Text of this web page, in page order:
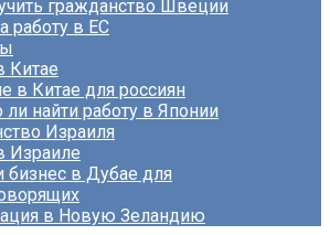
гражданство Швеции
работу в ЕС
Китае
в Китае для россиян
ли найти работу в Японии
Израиля
Израиле
бизнес в Дубае для
в Новую Зеландию